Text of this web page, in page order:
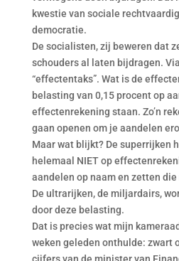
kwestie van sociale
democratie.
De socialisten, zij beweren dat
schouders al laten bijdragen.
“effectentaks”. Wat is de
belasting van 0,15 procent op
effectenrekening staan. Zo’n
gaan openen om je aandelen
Maar wat blijkt? De superrijken
helemaal NIET op
aandelen op naam en zetten die
De ultrarijken, de miljardairs,
door deze belasting.
Dat is precies wat mijn
weken geleden onthulde: zwart